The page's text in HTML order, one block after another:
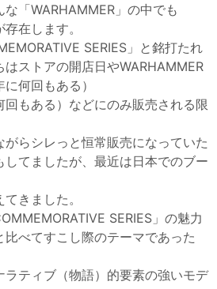
「WARHAMMER」の中でも
在します。
SERIES」と銘打たれ
ストアの開店日やWARHAMMER
何回もある）
回もある）などにのみ販売される限
らシレっと恒常販売になっていた
してましたが、最近は日本でのブー
きました。
SERIES」の魅力
べてすこし際のテーマであった
ティブ（物語）的要素の強いモデ